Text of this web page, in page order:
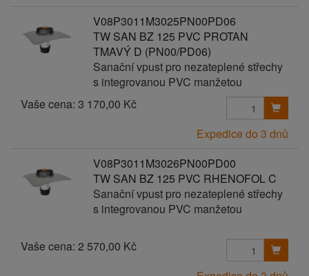
V08P3011M3025PN00PD06
TW SAN BZ 125 PVC PROTAN
TMAVÝ D (PN00/PD06)
Sanační vpust pro nezateplené střechy
s integrovanou PVC manžetou
Vaše cena: 3 170,00 Kč
Expedice do 3 dnů
V08P3011M3026PN00PD00
TW SAN BZ 125 PVC RHENOFOL C
Sanační vpust pro nezateplené střechy
s integrovanou PVC manžetou
Vaše cena: 2 570,00 Kč